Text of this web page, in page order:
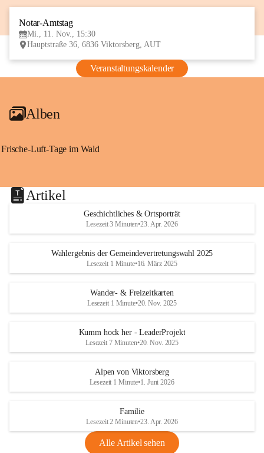
Notar-Amtstag
Mi., 11. Nov., 15:30
Hauptstraße 36, 6836 Viktorsberg, AUT
Veranstaltungskalender
Alben
Frische-Luft-Tage im Wald
Artikel
Geschichtliches & Ortsporträt
Lesezeit 3 Minuten•23. Apr. 2026
Wahlergebnis der Gemeindevertretungswahl 2025
Lesezeit 1 Minute•16. März 2025
Wander- & Freizeitkarten
Lesezeit 1 Minute•20. Nov. 2025
Kumm hock her - LeaderProjekt
Lesezeit 7 Minuten•20. Nov. 2025
Alpen von Viktorsberg
Lesezeit 1 Minute•1. Juni 2026
Familie
Lesezeit 2 Minuten•23. Apr. 2026
Alle Artikel sehen